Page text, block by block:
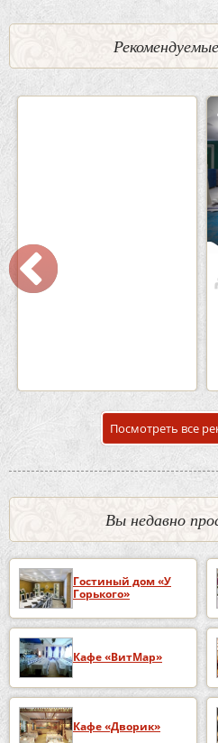
Кафе-Бар Бермуды
Вместимость:
Посмотреть все
Вы недавно
Гостиный дом «У
Горького»
Кафе «ВитМар»
Кафе «Дворик»